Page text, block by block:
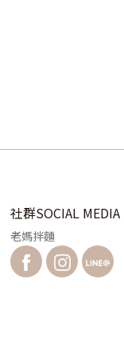
社群SOCIAL MEDIA
老媽拌麵